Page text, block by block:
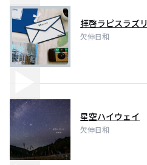
拝啓ラピスラズリ
欠伸日和
星空ハイウェイ
欠伸日和